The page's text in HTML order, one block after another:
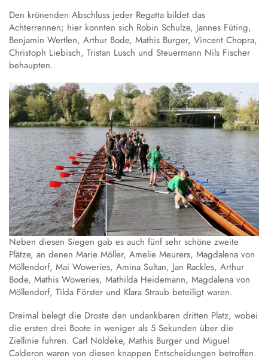
Den krönenden Abschluss jeder Regatta bildet das
Achterrennen; hier konnten sich Robin Schulze, Jannes Füting,
Benjamin Wertlen, Arthur Bode, Mathis Burger, Vincent Chopra,
Christoph Liebisch, Tristan Lusch und Steuermann Nils Fischer
behaupten.
Neben diesen Siegen gab es auch fünf sehr schöne zweite
Plätze, an denen Marie Möller, Amelie Meurers, Magdalena von
Möllendorf, Mai Woweries, Amina Sultan, Jan Rackles, Arthur
Bode, Mathis Woweries, Mathilda Heidemann, Magdalena von
Möllendorf, Tilda Förster und Klara Straub beteiligt waren.
Dreimal belegt die Droste den undankbaren dritten Platz, wobei
die ersten drei Boote in weniger als 5 Sekunden über die
Ziellinie fuhren. Carl Nöldeke, Mathis Burger und Miguel
Calderon waren von diesen knappen Entscheidungen betroffen.